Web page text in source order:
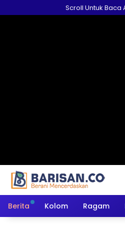
ke
Scroll Untuk Baca
Berita Kolom Ragam